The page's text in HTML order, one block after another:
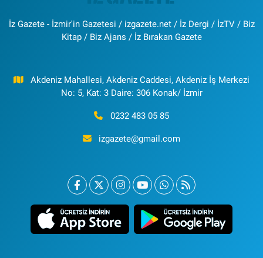
İz Gazete - İzmir'in Gazetesi / izgazete.net / İz Dergi / İzTV / Biz
Kitap / Biz Ajans / İz Bırakan Gazete
Akdeniz Mahallesi, Akdeniz Caddesi, Akdeniz İş Merkezi
No: 5, Kat: 3 Daire: 306 Konak/ İzmir
0232 483 05 85
izgazete@gmail.com